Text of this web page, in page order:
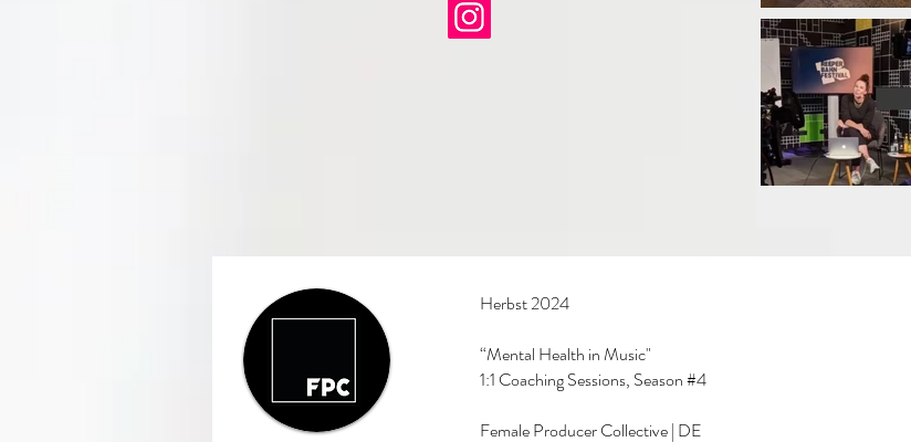
Herbst 2024
“Mental Health in Music"
1:1 Coaching Sessions, Season #4
Female Producer Collective | DE